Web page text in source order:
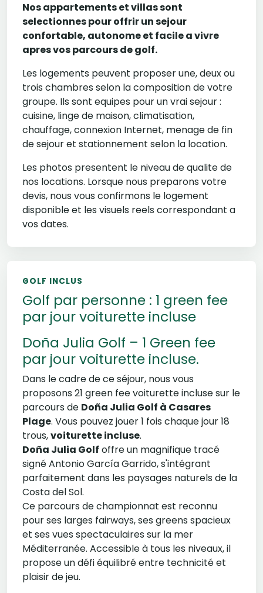
Nos appartements et villas sont
selectionnes pour offrir un sejour
confortable, autonome et facile a vivre
apres vos parcours de golf.
Les logements peuvent proposer une, deux ou
trois chambres selon la composition de votre
groupe. Ils sont equipes pour un vrai sejour :
cuisine, linge de maison, climatisation,
chauffage, connexion Internet, menage de fin
de sejour et stationnement selon la location.
Les photos presentent le niveau de qualite de
nos locations. Lorsque nous preparons votre
devis, nous vous confirmons le logement
disponible et les visuels reels correspondant a
vos dates.
GOLF INCLUS
Golf par personne : 1 green fee
par jour voiturette incluse
Doña Julia Golf – 1 Green fee
par jour voiturette incluse.
Dans le cadre de ce séjour, nous vous
proposons 21 green fee voiturette incluse sur le
parcours de Doña Julia Golf à Casares
Plage. Vous pouvez jouer 1 fois chaque jour 18
trous,voiturette incluse.
Doña Julia Golf offre un magnifique tracé
signé Antonio García Garrido, s'intégrant
parfaitement dans les paysages naturels de la
Costa del Sol.
Ce parcours de championnat est reconnu
pour ses larges fairways, ses greens spacieux
et ses vues spectaculaires sur la mer
Méditerranée. Accessible à tous les niveaux, il
propose un défi équilibré entre technicité et
plaisir de jeu.